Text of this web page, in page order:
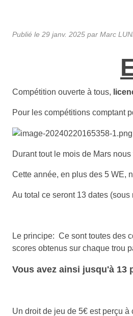
Publié le 29 janv. 2025 par Marc
Compétition ouverte à tous,
Pour les compétitions comptant
Durant tout le mois de Mars
Cette année, en plus des 5 WE,
Au total ce seront 13 dates
Le principe: Ce sont toutes des
scores obtenus sur chaque trou
Vous avez ainsi jusqu'à
Un droit de jeu de 5€ est perçu